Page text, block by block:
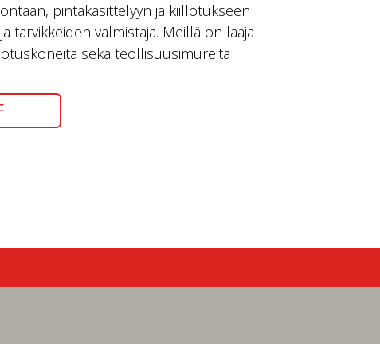
pintakäsittelyyn ja kiillotukseen
tarvikkeiden valmistaja. Meillä on laaja
sekä teollisuusimureita